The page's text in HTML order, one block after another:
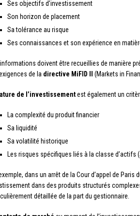
Ses objectifs d’investissement
Son horizon de placement
Sa tolérance au risque
Ses connaissances et son expérience en
doivent être recueillies de manière
de la directive MiFID II (Markets in
de l’investissementest également un
La complexité du produit financier
Sa liquidité
Sa volatilité historique
Les risques spécifiques liés à la classe
dans un arrêt de la Cour d’appel de
dans des produits structurés
détaillée de la part du gestionnaire.